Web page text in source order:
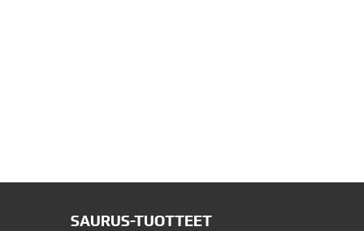
SAURUS-TUOTTEET